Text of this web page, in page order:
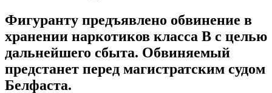
Фигуранту предъявлено обвинение в
хранении наркотиков класса В с целью
дальнейшего сбыта. Обвиняемый
предстанет перед магистратским судом
Белфаста.